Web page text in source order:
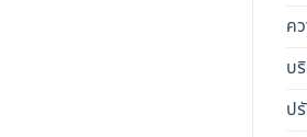
ค
บ
ป